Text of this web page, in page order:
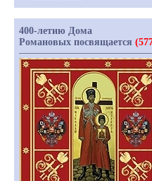
400-летию Дома
Романовых посвящается